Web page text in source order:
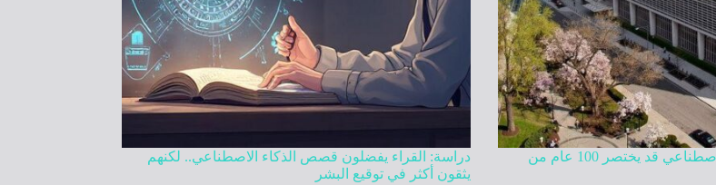
البنك الدولي: الذكاء الاصطناعي قد يختصر 100 عام من
دراسة: القراء يفضلون قصص الذكاء الاصطناعي.. لكنهم
يثقون أكثر في توقيع البشر